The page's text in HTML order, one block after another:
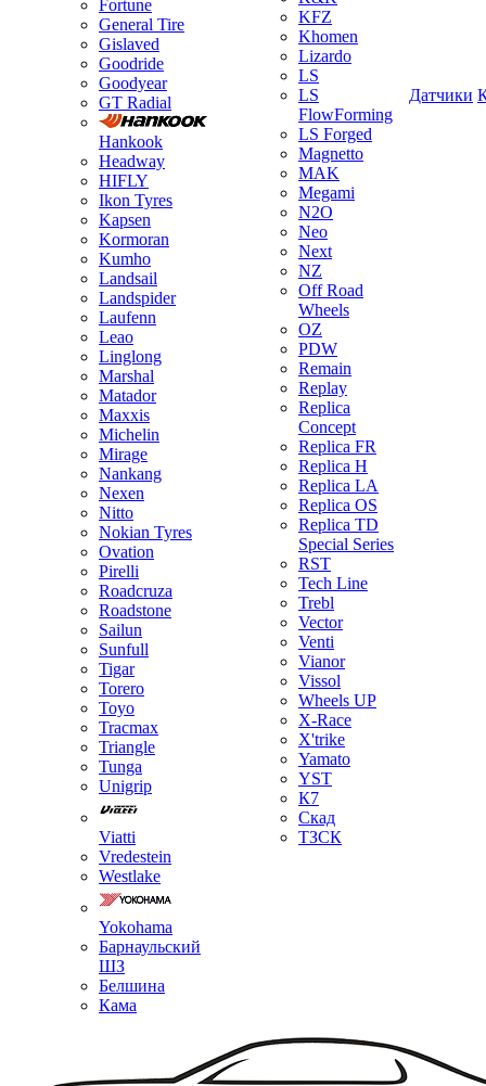
Fortune
General Tire
Gislaved
Goodride
Goodyear
GT Radial
Hankook
Headway
HIFLY
Ikon Tyres
Kapsen
Kormoran
Kumho
Landsail
Landspider
Laufenn
Leao
Linglong
Marshal
Matador
Maxxis
Michelin
Mirage
Nankang
Nexen
Nitto
Nokian Tyres
Ovation
Pirelli
Roadcruza
Roadstone
Sailun
Sunfull
Tigar
Torero
Toyo
Tracmax
Triangle
Tunga
Unigrip
Viatti
Vredestein
Westlake
Yokohama
Барнаульский
ШЗ
Белшина
Кама
KFZ
Khomen
Lizardo
LS
LS
FlowForming
LS Forged
Magnetto
MAK
Megami
N2O
Neo
Next
NZ
Off Road
Wheels
OZ
PDW
Remain
Replay
Replica
Concept
Replica FR
Replica H
Replica LA
Replica OS
Replica TD
Special Series
RST
Tech Line
Trebl
Vector
Venti
Vianor
Vissol
Wheels UP
X-Race
X'trike
Yamato
YST
К7
Скад
ТЗСК
Датчики